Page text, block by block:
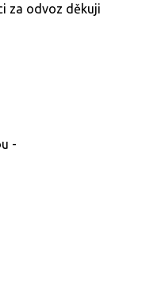
za odvoz děkuji
-